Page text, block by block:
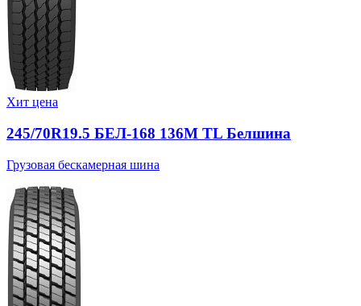
Хит цена
245/70R19.5 БЕЛ-168 136M TL Белшина
Грузовая бескамерная шина